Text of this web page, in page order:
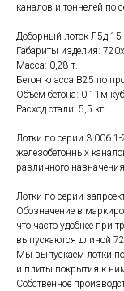
каналов и тоннелей по
Доборный лоток Л5д-15
Габариты изделия:
Масса: 0,28 т.
Бетон класса В25 по
Объём бетона:
Расход стали: 5,5 кг.
Лотки по серии
железобетонных
различного
Лотки по серии
Обозначение в
что часто удобнее при
выпускаются длиной
Мы выпускаем лотки
и плиты покрытия к
Собственное